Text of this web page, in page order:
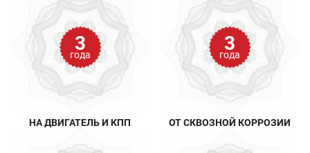
3
года
НА ДВИГАТЕЛЬ И КПП
3
года
ОТ СКВОЗНОЙ КОРРОЗИИ